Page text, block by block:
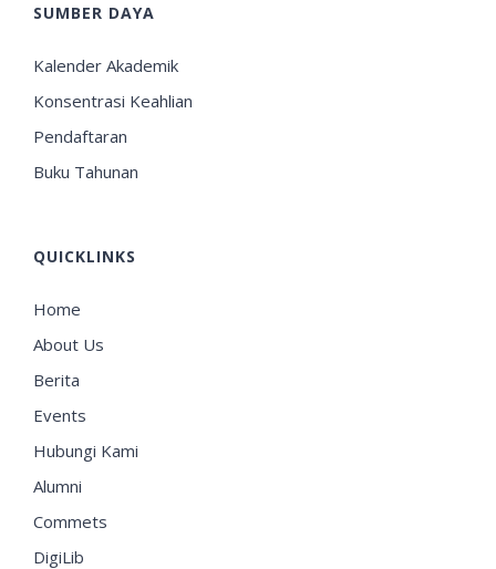
SUMBER DAYA
Kalender Akademik
Konsentrasi Keahlian
Pendaftaran
Buku Tahunan
QUICKLINKS
Home
About Us
Berita
Events
Hubungi Kami
Alumni
Commets
DigiLib